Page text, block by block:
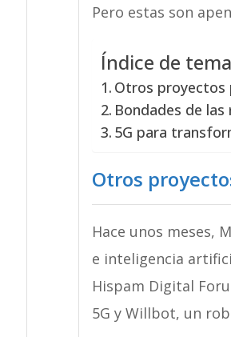
Pero estas son
Índice de
Otros proyectos
Bondades de las
5G para
Otros
Hace unos meses,
e inteligencia
Hispam Digital
5G y Willbot, un